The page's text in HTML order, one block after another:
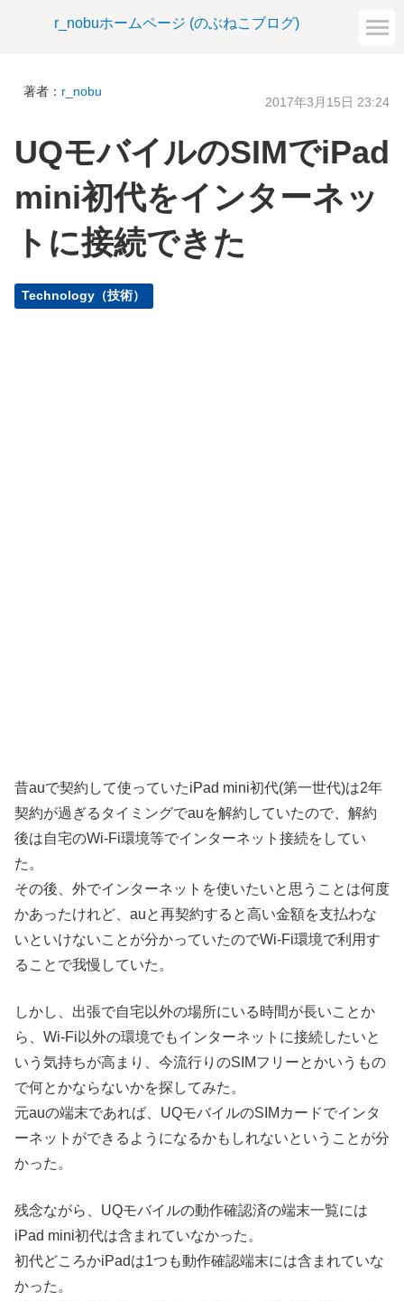
r_nobuホームページ (のぶねこブログ)
著者： r_nobu
2017年3月15日 23:24
UQモバイルのSIMでiPad
mini初代をインターネッ
トに接続できた
Technology（技術）
昔auで契約して使っていたiPad mini初代(第一世代)は2年
契約が過ぎるタイミングでauを解約していたので、解約
後は自宅のWi-Fi環境等でインターネット接続をしてい
た。
その後、外でインターネットを使いたいと思うことは何度
かあったけれど、auと再契約すると高い金額を支払わな
いといけないことが分かっていたのでWi-Fi環境で利用す
ることで我慢していた。
しかし、出張で自宅以外の場所にいる時間が長いことか
ら、Wi-Fi以外の環境でもインターネットに接続したいと
いう気持ちが高まり、今流行りのSIMフリーとかいうもの
で何とかならないかを探してみた。
元auの端末であれば、UQモバイルのSIMカードでインタ
ーネットができるようになるかもしれないということが分
かった。
残念ながら、UQモバイルの動作確認済の端末一覧には
iPad mini初代は含まれていなかった。
初代どころかiPadは1つも動作確認端末には含まれていな
かった。